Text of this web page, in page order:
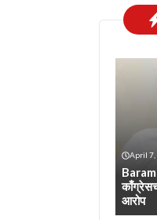
April 7,
आरोप